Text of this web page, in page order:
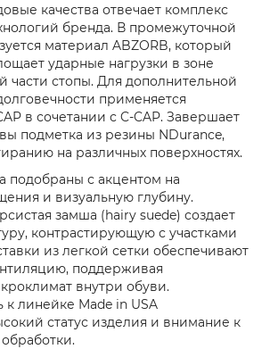
качества отвечает комплекс
бренда. В промежуточной
материал ABZORB, который
ударные нагрузки в зоне
части стопы. Для дополнительной
применяется
в сочетании с C-CAP. Завершает
подметка из резины NDurance,
на различных поверхностях.
подобраны с акцентом на
и визуальную глубину.
замша (hairy suede) создает
контрастирующую с участками
из легкой сетки обеспечивают
поддерживая
внутри обуви.
линейке Made in USA
статус изделия и внимание к